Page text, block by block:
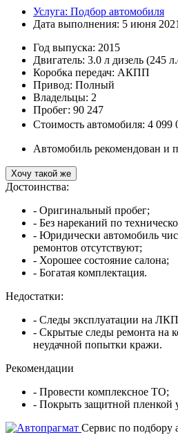
Услуга: Подбор автомобиля
Дата выполнения: 5 июня 2021
Год выпуска: 2015
Двигатель: 3.0 л дизель (245
Коробка передач: АКПП
Привод: Полный
Владельцы: 2
Пробег: 90 247
Стоимость автомобиля: 4 099
Автомобиль рекомендован и
Хочу такой же
Достоинства:
- Оригинальный пробег;
- Без нареканий по
- Юридически автомобиль
ремонтов отсутствуют;
- Хорошее состояние салона;
- Богатая комплектация.
Недостатки:
- Следы эксплуатации на
- Скрытые следы ремонта на
неудачной попытки кражи.
Рекомендации
- Провести комплексное ТО;
- Покрыть защитной пленкой
Cервис по подбору